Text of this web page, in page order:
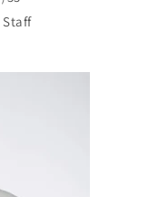
Staff